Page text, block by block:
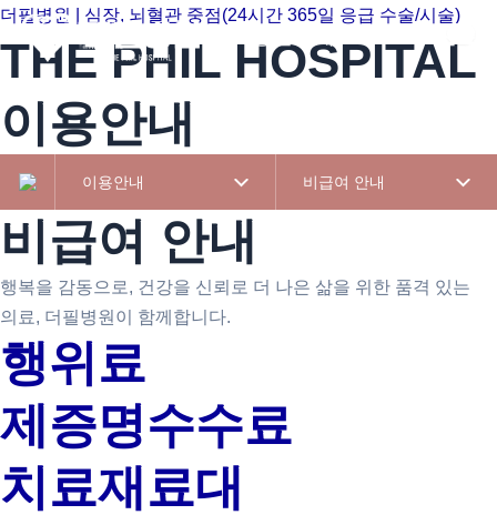
콘텐츠로
건너뛰기
더필병원 | 심장, 뇌혈관 중점(24시간 365일 응급 수술/시술)
THE PHIL HOSPITAL
이용안내
이용안내 비급여 안내
비급여 안내
행복을 감동으로, 건강을 신뢰로 더 나은 삶을 위한 품격 있는
의료, 더필병원이 함께합니다.
행위료
제증명수수료
치료재료대